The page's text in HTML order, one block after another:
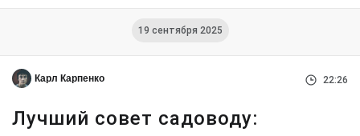
19 сентября 2025
Карл Карпенко 22:26
Лучший совет садоводу: